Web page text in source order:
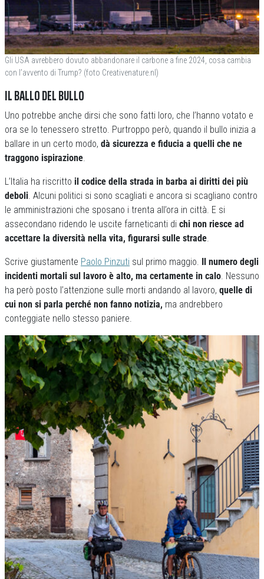
Gli USA avrebbero dovuto abbandonare il carbone a fine 2024, cosa cambia
con l’avvento di Trump? (foto Creativenature.nl)
IL BALLO DEL BULLO
Uno potrebbe anche dirsi che sono fatti loro, che l’hanno votato e
ora se lo tenessero stretto. Purtroppo però, quando il bullo inizia a
ballare in un certo modo, dà sicurezza e fiducia a quelli che ne
traggono ispirazione.
L’Italia ha riscritto il codice della strada in barba ai diritti dei più
deboli. Alcuni politici si sono scagliati e ancora si scagliano contro
le amministrazioni che sposano i trenta all’ora in città. E si
assecondano ridendo le uscite farneticanti di chi non riesce ad
accettare la diversità nella vita, figurarsi sulle strade.
Scrive giustamente Paolo Pinzuti sul primo maggio. Il numero degli
incidenti mortali sul lavoro è alto, ma certamente in calo. Nessuno
ha però posto l’attenzione sulle morti andando al lavoro, quelle di
cui non si parla perché non fanno notizia, ma andrebbero
conteggiate nello stesso paniere.